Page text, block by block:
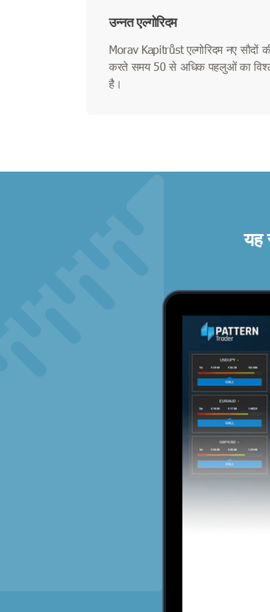
उन्नत एल्गोरिदम
Morav Kapitrůst एल्गोरिदम नए सौदों
करते समय 50 से अधिक पहलुओं का
है।
यह